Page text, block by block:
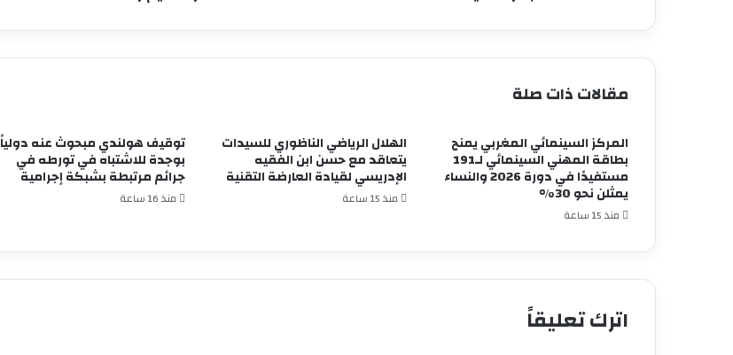
والصناعة
مقالات ذات صلة
المركز السينمائي المغربي يمنح
بطاقة المهني السينمائي لـ191
مستفيدًا في دورة 2026 والنساء
يمثلن نحو 30%
منذ 15 ساعة
الهلال الرياضي الناظوري للسيدات
يتعاقد مع حسن ابن الفقيه
الإدريسي لقيادة العارضة التقنية
منذ 15 ساعة
توقيف هولندي مبحوث عنه دولياً
بوجدة للاشتباه في تورطه في
جرائم مرتبطة بشبكة إجرامية
منذ 16 ساعة
اترك تعليقاً